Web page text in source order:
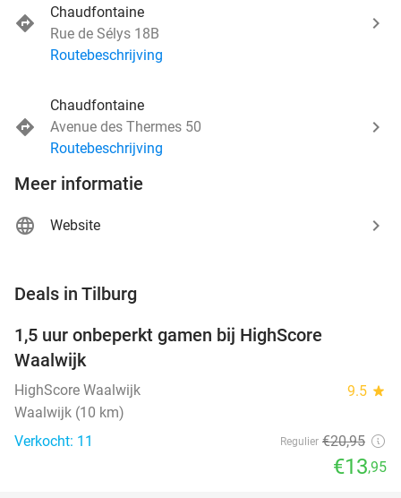
Chaudfontaine
Rue de Sélys 18B
Routebeschrijving
Chaudfontaine
Avenue des Thermes 50
Routebeschrijving
Meer informatie
Website
Deals in Tilburg
TODAY
1,5 uur onbeperkt gamen bij HighScore
Waalwijk
HighScore Waalwijk 9.5 star
Waalwijk (10 km)
Verkocht: 11
Regulier €20,95
€13,95